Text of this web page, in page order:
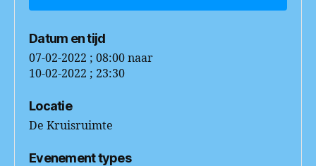
Datum en tijd
07-02-2022 ; 08:00 naar
10-02-2022 ; 23:30
Locatie
De Kruisruimte
Evenement types